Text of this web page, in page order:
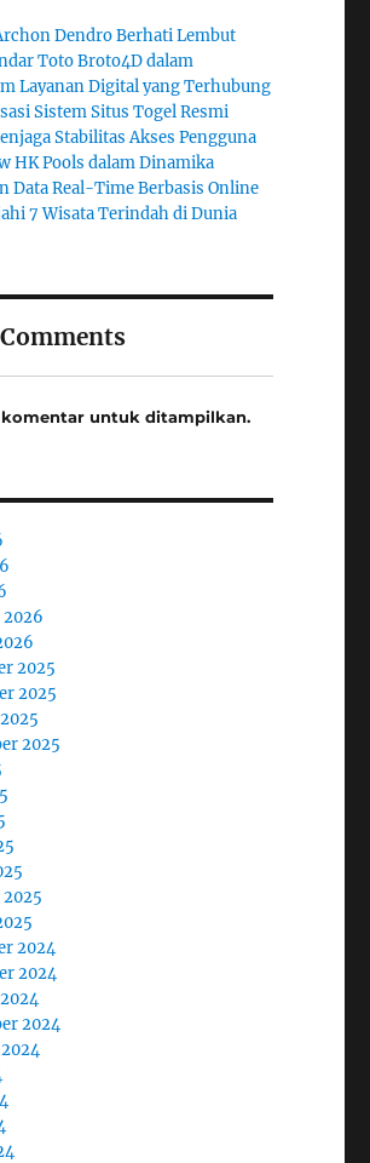
Dendro Berhati Lembut
Toto Broto4D dalam
Layanan Digital yang Terhubung
Sistem Situs Togel Resmi
Stabilitas Akses Pengguna
HK Pools dalam Dinamika
Data Real-Time Berbasis Online
7 Wisata Terindah di Dunia
komentar untuk ditampilkan.
2026
2025
2025
2025
2024
2024
2024